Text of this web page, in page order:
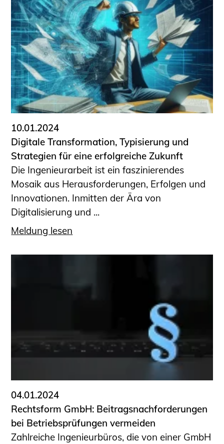
10.01.2024
Digitale Transformation, Typisierung und
Strategien für eine erfolgreiche Zukunft
Die Ingenieurarbeit ist ein faszinierendes
Mosaik aus Herausforderungen, Erfolgen und
Innovationen. Inmitten der Ära von
Digitalisierung und ...
Meldung lesen
04.01.2024
Rechtsform GmbH: Beitragsnachforderungen
bei Betriebsprüfungen vermeiden
Zahlreiche Ingenieurbüros, die von einer GmbH